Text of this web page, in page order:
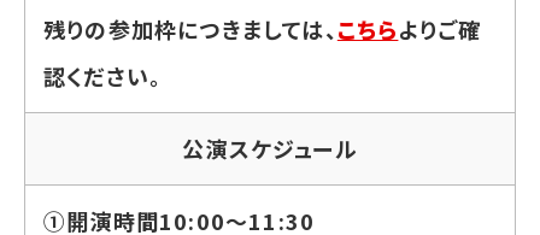
残りの参加枠につきましては、こちらよりご確
認ください。
公演スケジュール
①開演時間10:00～11:30